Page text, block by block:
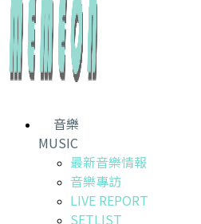
音樂
MUSIC
最新音樂情報
音樂專訪
LIVE REPORT
SETLIST